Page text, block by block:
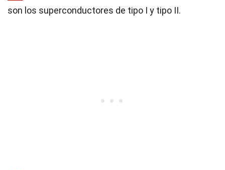
son los superconductores de tipo I y tipo II.